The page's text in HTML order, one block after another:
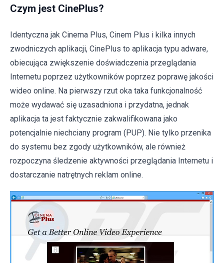
Czym jest CinePlus?
Identyczna jak Cinema Plus, Cinem Plus i kilka innych
zwodniczych aplikacji, CinePlus to aplikacja typu adware,
obiecująca zwiększenie doświadczenia przeglądania
Internetu poprzez użytkowników poprzez poprawę jakości
wideo online. Na pierwszy rzut oka taka funkcjonalność
może wydawać się uzasadniona i przydatna, jednak
aplikacja ta jest faktycznie zakwalifikowana jako
potencjalnie niechciany program (PUP). Nie tylko przenika
do systemu bez zgody użytkowników, ale również
rozpoczyna śledzenie aktywności przeglądania Internetu i
dostarczanie natrętnych reklam online.